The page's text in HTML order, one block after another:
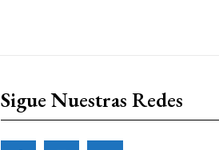
Sigue Nuestras Redes